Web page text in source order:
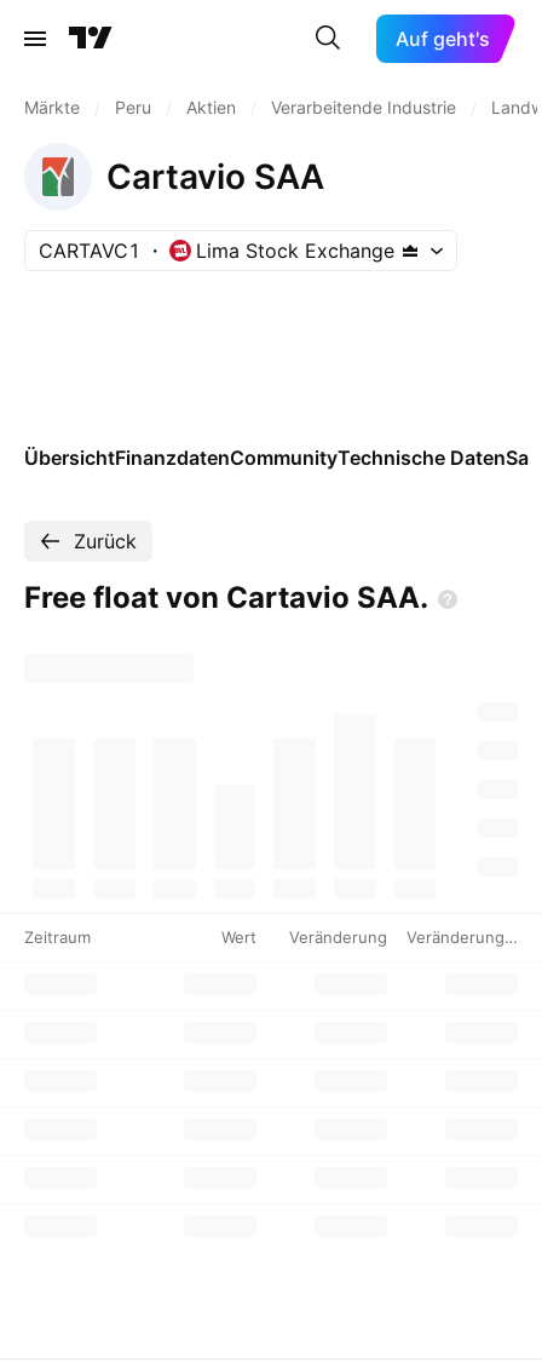
Auf geht's
Märkte Peru Aktien Verarbeitende Industrie
Cartavio SAA
CARTAVC1 Lima Stock Exchange
ÜbersichtFinanzdatenCommunityTechnische Daten
Zurück
Free float von Cartavio SAA.
Zeitraum Wert Veränderung Veränderung %